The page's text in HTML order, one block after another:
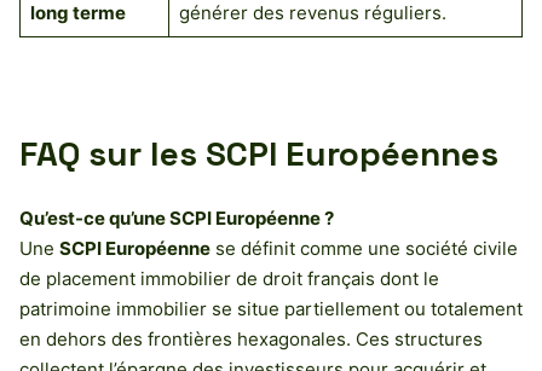
long terme
générer des revenus réguliers.
FAQ sur les SCPI Européennes
Qu’est-ce qu’une SCPI Européenne ?
Une SCPI Européenne se définit comme une société civile
de placement immobilier de droit français dont le
patrimoine immobilier se situe partiellement ou totalement
en dehors des frontières hexagonales. Ces structures